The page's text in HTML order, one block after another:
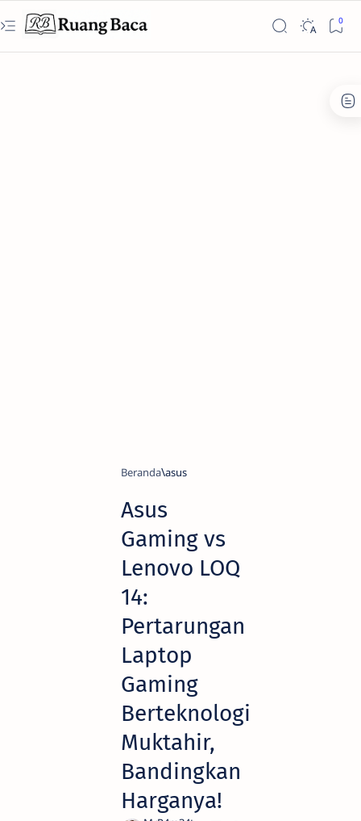
Beranda asus
Asus
Gaming vs
Lenovo LOQ
14:
Pertarungan
Laptop
Gaming
Berteknologi
Muktahir,
Bandingkan
Harganya!